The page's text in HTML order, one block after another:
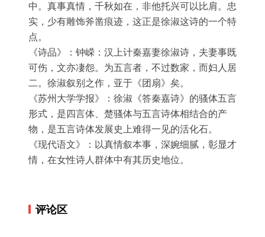
中。真事真情，千秋如在，非他托兴可以比肩。忠
实，少有雕饰斧凿痕迹，这正是徐淑这诗的一个特
点。
《诗品》：钟嵘：汉上计秦嘉妻徐淑诗，夫妻事既
可伤，文亦凄怨。为五言者，不过数家，而妇人居
二。徐淑叙别之作，亚于《团扇》矣。
《苏州大学学报》：徐淑《答秦嘉诗》的骚体五言
形式，是四言体、楚骚体与五言诗体相结合的产
物，是五言诗体发展史上难得一见的活化石。
《现代语文》：以真情叙本事，深婉细腻，彰显才
情，在女性诗人群体中有其历史地位。
评论区